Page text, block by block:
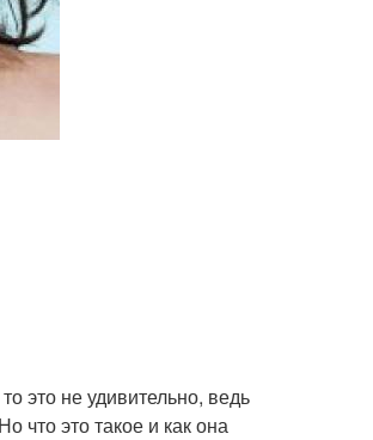
это не удивительно, ведь
что это такое и как она